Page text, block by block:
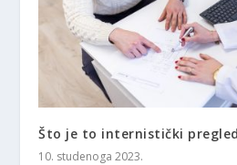
Što je to internistički
10. studenoga 2023.